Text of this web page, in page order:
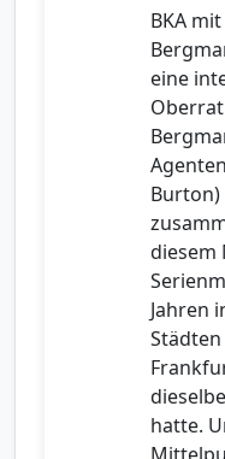
BKA
eine
Burton)
diesem
Jahren
hatte.